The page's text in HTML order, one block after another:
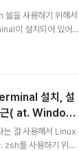
Terminal Themes
Thanks for 페이지를
을 사용하기 위해서
이 설치되어 있어야
설치, 설정 및 Ubun
apt-get update는 필
my-zsh는 zsh
이임으로 zsh가 설치
치해준다. 중간에 비
설치, 설
근( at. Window
걸 사용해서 Linux
zsh를 사용하기 위해